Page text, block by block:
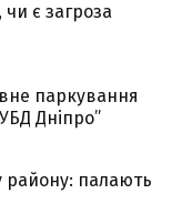
є загроза
паркування
Дніпро”
району: палають